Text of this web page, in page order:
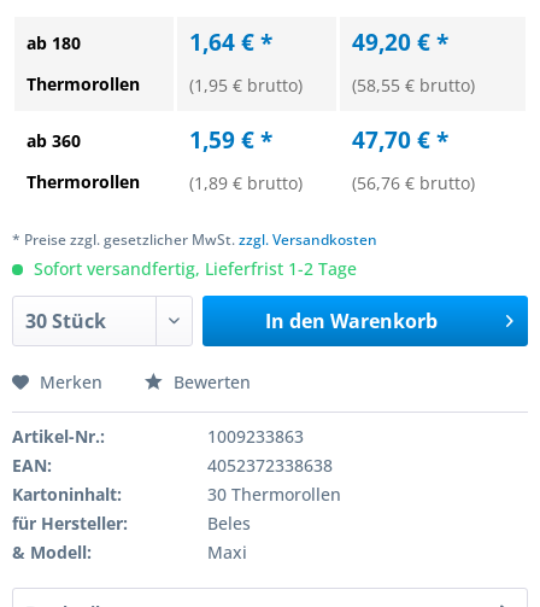
ab 180
Thermorollen
1,64 € *
(1,95 € brutto)
49,20 € *
(58,55 € brutto)
ab 360
Thermorollen
1,59 € *
(1,89 € brutto)
47,70 € *
(56,76 € brutto)
* Preise zzgl. gesetzlicher MwSt.zzgl. Versandkosten
Sofort versandfertig, Lieferfrist 1-2 Tage
In den Warenkorb
Merken Bewerten
Artikel-Nr.:
1009233863
EAN:
4052372338638
Kartoninhalt:
30 Thermorollen
für Hersteller:
Beles
& Modell:
Maxi